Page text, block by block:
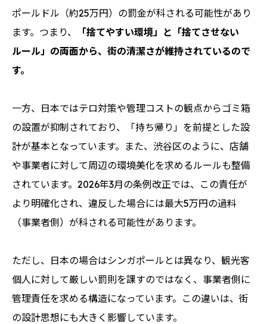
ポールドル（約25万円）の罰金が科される可能性があり
ます。つまり、
「捨てやすい環境」と「捨てさせない
ルール」の両面から、街の清潔さが維持されているので
す。
一方、日本ではテロ対策や管理コストの観点からゴミ箱
の設置が抑制されており、「持ち帰り」を前提とした設
計が基本となっています。また、渋谷区のように、店舗
や事業者に対して周辺の環境美化を求めるルールも整備
されています。2026年3月の条例改正では、この責任が
より明確化され、違反した場合には最大5万円の過料
（事業者側）が科される可能性があります。
ただし、日本の場合はシンガポールとは異なり、観光客
個人に対して厳しい罰則を課すのではなく、事業者側に
管理責任を求める構造になっています。この違いは、街
の設計思想にも大きく影響しています。